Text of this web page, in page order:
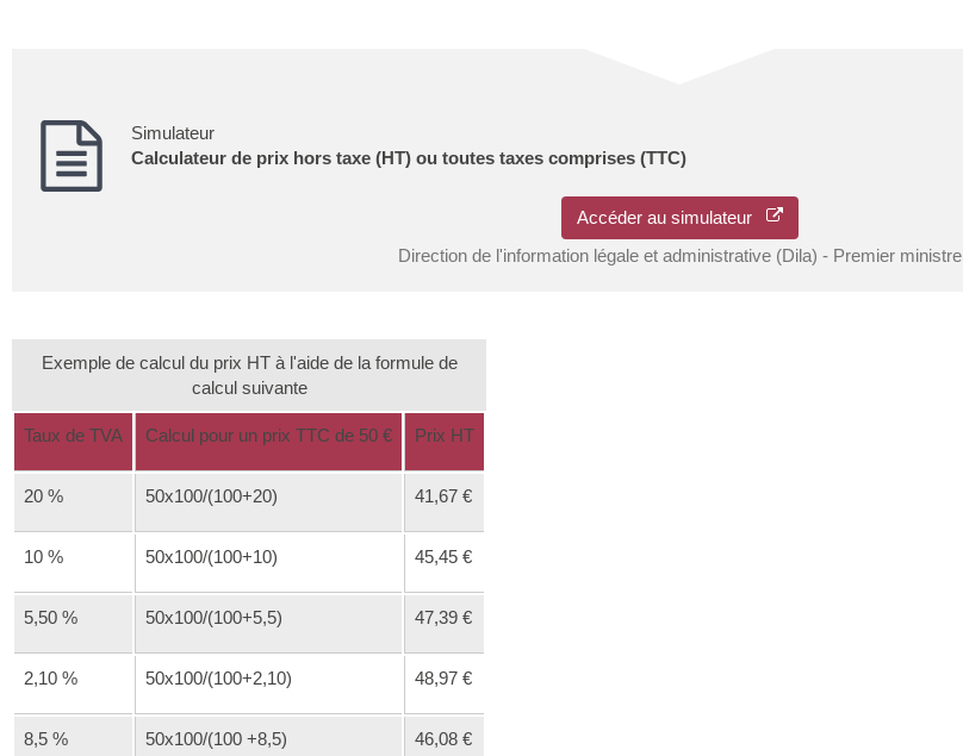
Simulateur
Calculateur de prix hors taxe (HT) ou toutes taxes comprises (TTC)
Accéder au simulateur
Direction de l'information légale et administrative (Dila) - Premier ministre
Exemple de calcul du prix HT à l'aide de la formule de
calcul suivante
Taux de TVA Calcul pour un prix TTC de 50 € Prix HT
20 % 50x100/(100+20) 41,67 €
10 % 50x100/(100+10) 45,45 €
5,50 % 50x100/(100+5,5) 47,39 €
2,10 % 50x100/(100+2,10) 48,97 €
8,5 % 50x100/(100 +8,5) 46,08 €